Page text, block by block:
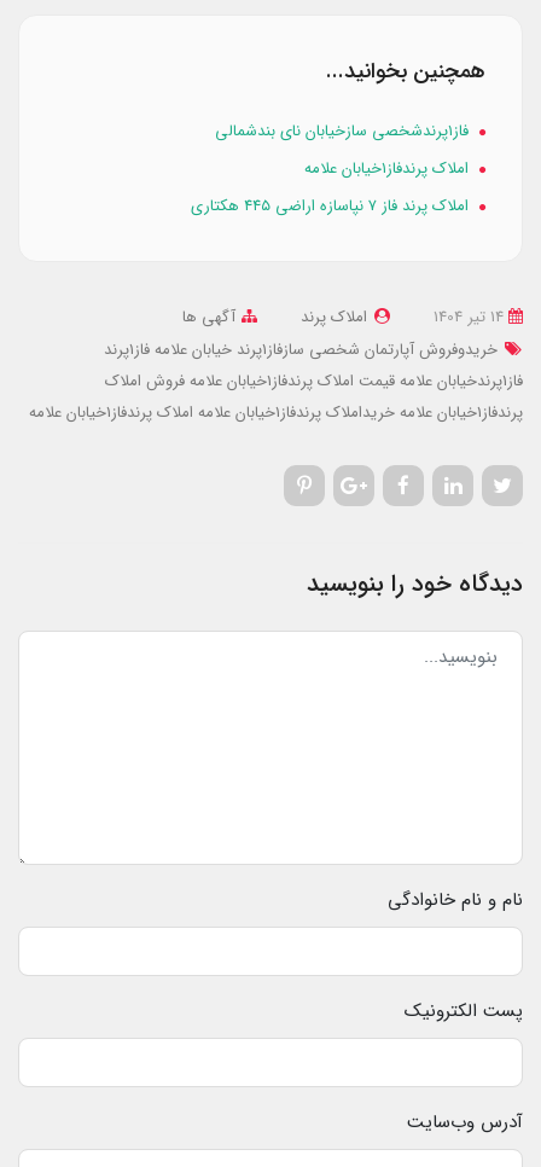
همچنین بخوانید...
فاز۱پرندشخصی سازخیابان نای بندشمالی
املاک پرندفاز۱خیابان علامه
املاک پرند فاز ۷ نپاسازه اراضی ۴۴۵ هکتاری
املاک پرند
آگهی ها
خریدوفروش آپارتمان شخصی سازفاز1پرند
خیابان علامه فاز1پرند
فاز1پرندخیابان علامه
قیمت املاک پرندفاز1خیابان علامه
فروش املاک
پرندفاز1خیابان علامه
خریداملاک پرندفاز1خیابان علامه املاک پرندفاز1خیابان علامه
دیدگاه خود را بنویسید
نام و نام خانوادگی
پست الکترونیک
آدرس وب‌سایت